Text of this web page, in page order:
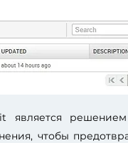
является
чтобы